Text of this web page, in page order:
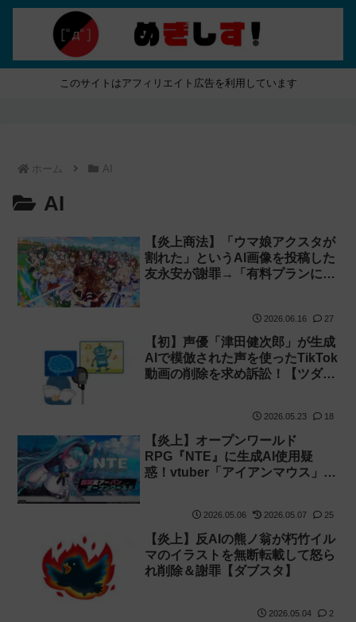
このサイトはアフィリエイト広告を利用しています
ホーム AI
AI
【炎上商法】「ウマ娘アクスタが
割れた」というAI画像を投稿した
友永安が謝罪→「有料プランに誘
2026.06.16 27
【初】声優「津田健次郎」が生成
AIで模倣された声を使ったTikTok
動画の削除を求め訴訟！【ツダケ
2026.05.23 18
【炎上】オープンワールド
RPG『NTE』に生成AI使用疑
惑！vtuber「アイアンマウス」は
2026.05.06 2026.05.07 25
【炎上】反AIの熊ノ翁が朽竹イル
マのイラストを無断転載して怒ら
れ削除＆謝罪【ダブスタ】
2026.05.04 2